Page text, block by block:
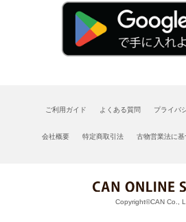
ご利用ガイド よくある質問 プライバ
会社概要 特定商取引法 古物営業法に基
Copyright©CAN Co.,